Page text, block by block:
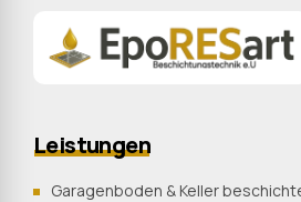
Leistungen
Garagenboden & Keller